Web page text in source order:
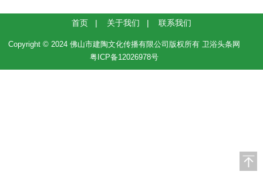
首页 | 关于我们 | 联系我们
Copyright © 2024 佛山市建陶文化传播有限公司版权所有 卫浴头条网
粤ICP备12026978号